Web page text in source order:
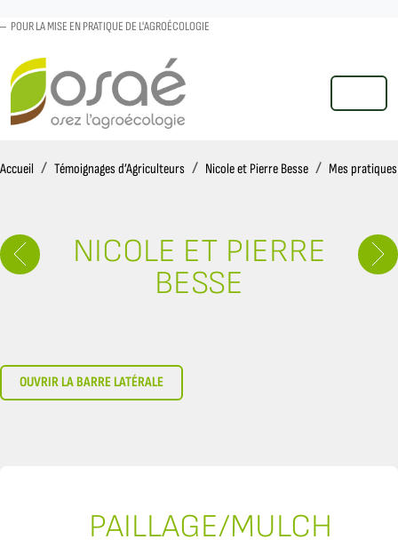
POUR LA MISE EN PRATIQUE DE L'AGROÉCOLOGIE
MENU
Accueil AccueilTémoignages d’Agriculteurs Nicole et Pierre Besse Mes
NICOLE ET PIERRE
BESSE
OUVRIR LA BARRE LATÉRALE
PAILLAGE/MULCH